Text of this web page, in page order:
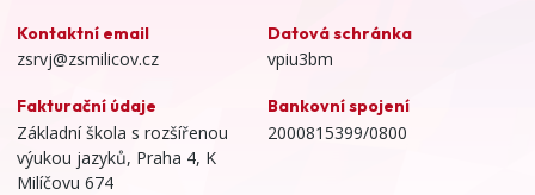
Kontaktní email
zsrvj@zsmilicov.cz
Datová schránka
vpiu3bm
Fakturační údaje
Základní škola s rozšířenou
výukou jazyků, Praha 4, K
Milíčovu 674
Bankovní spojení
2000815399/0800